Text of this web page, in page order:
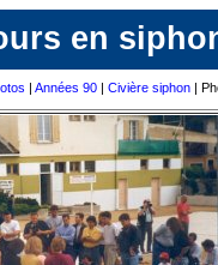
en
| Années 90 | Civière siphon |